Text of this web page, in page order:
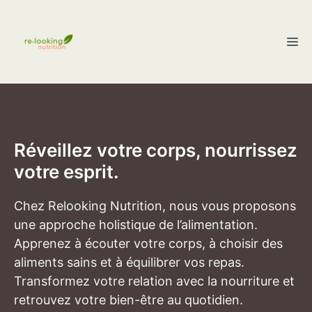
contenu
Réveillez votre corps, nourrissez
votre esprit.
Chez Relooking Nutrition, nous vous proposons
une approche holistique de l’alimentation.
Apprenez à écouter votre corps, à choisir des
aliments sains et à équilibrer vos repas.
Transformez votre relation avec la nourriture et
retrouvez votre bien-être au quotidien.